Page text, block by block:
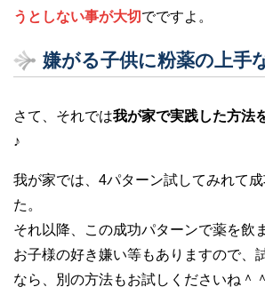
うとしない事が大切 でですよ。
嫌がる子供に粉薬の上手
さて、それでは我が家で実践した方法
♪
我が家では、4パターン試してみれて
た。
それ以降、この成功パターンで薬を飲
お子様の好き嫌い等もありますので、
なら、別の方法もお試しくださいね＾＾